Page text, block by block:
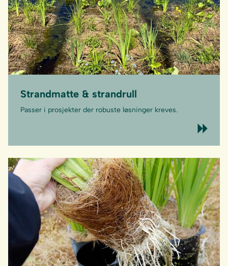
Strandmatte & strandrull
Passer i prosjekter der robuste løsninger kreves.